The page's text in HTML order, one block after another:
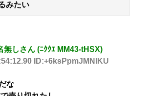
みたい
無しさん (ﾆｸｸｴ MM43-tHSX)
ID:+6ksPpmJMNIKU
な